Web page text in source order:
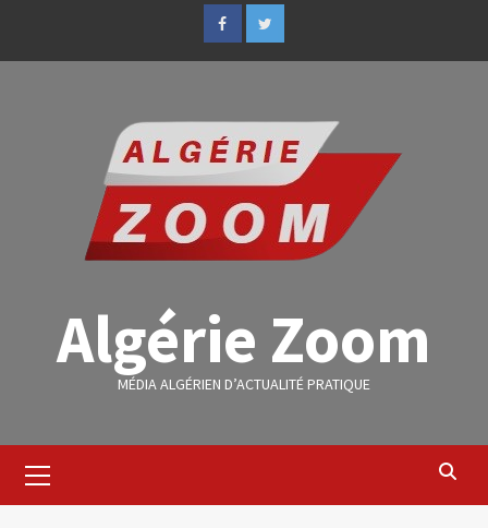
Algérie Zoom
MÉDIA ALGÉRIEN D’ACTUALITÉ PRATIQUE